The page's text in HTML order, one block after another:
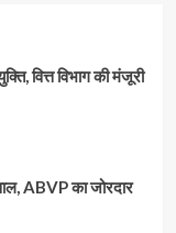
वित्त विभाग की मंजूरी
ABVP का जोरदार